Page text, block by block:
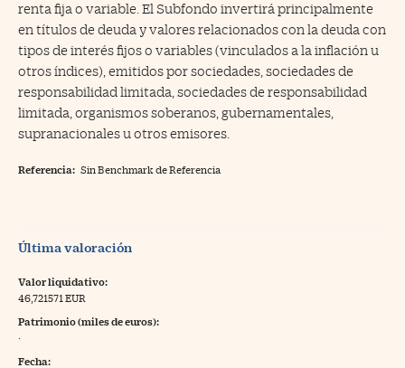
renta fija o variable. El Subfondo invertirá principalmente
en títulos de deuda y valores relacionados con la deuda con
tipos de interés fijos o variables (vinculados a la inflación u
otros índices), emitidos por sociedades, sociedades de
responsabilidad limitada, sociedades de responsabilidad
limitada, organismos soberanos, gubernamentales,
supranacionales u otros emisores.
Referencia: Sin Benchmark de Referencia
Última valoración
Valor liquidativo:
46,721571 EUR
Patrimonio (miles de euros):
·
Fecha: